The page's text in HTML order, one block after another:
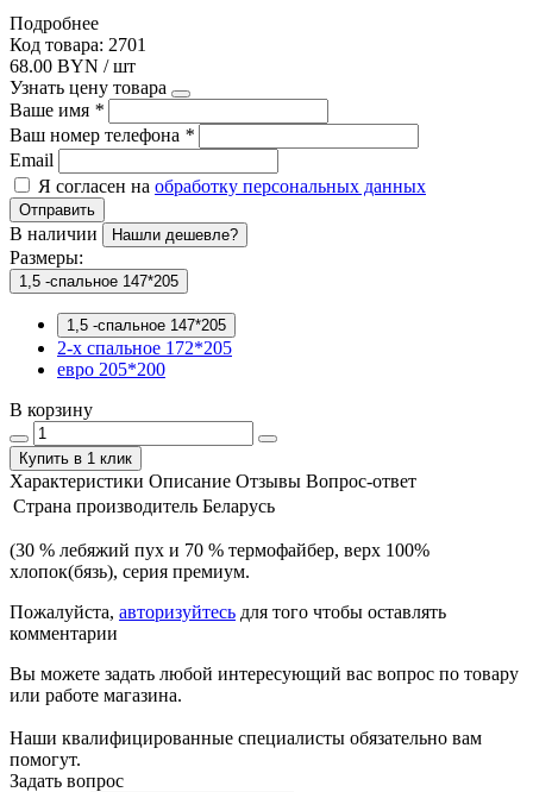
Подробнее
Код товара: 2701
68.00 BYN / шт
Узнать цену товара
Ваше имя *
Ваш номер телефона *
Email
Я согласен на обработку персональных данных
Отправить
В наличии Нашли дешевле?
Размеры:
1,5 -спальное 147*205
1,5 -спальное 147*205
2-х спальное 172*205
евро 205*200
В корзину
Купить в 1 клик
Характеристики Описание Отзывы Вопрос-ответ
Страна производитель Беларусь
(30 % лебяжий пух и 70 % термофайбер, верх 100%
хлопок(бязь), серия премиум.
Пожалуйста, авторизуйтесь для того чтобы оставлять
комментарии
Вы можете задать любой интересующий вас вопрос по товару
или работе магазина.
Наши квалифицированные специалисты обязательно вам
помогут.
Задать вопрос